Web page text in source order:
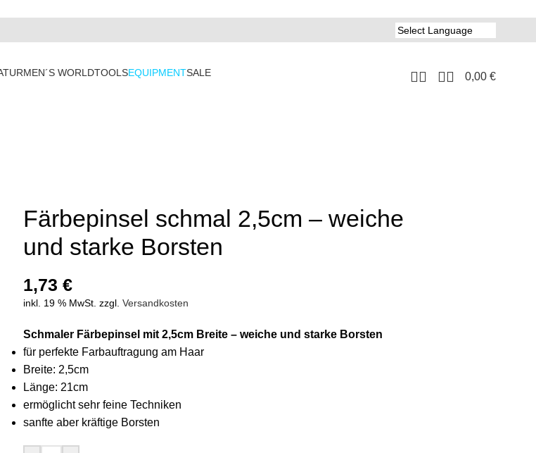
MEN´S WORLDTOOLSEQUIPMENTSALE 0,00 €
Färbepinsel schmal 2,5cm – weiche
und starke Borsten
1,73€
inkl. 19 % MwSt. zzgl.Versandkosten
Schmaler Färbepinsel mit 2,5cm Breite – weiche und starke Borsten
für perfekte Farbauftragung am Haar
Breite: 2,5cm
Länge: 21cm
ermöglicht sehr feine Techniken
sanfte aber kräftige Borsten